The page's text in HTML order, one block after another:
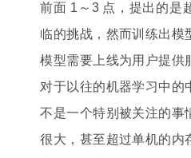
前面 1～3 点，提出的是
临的挑战，然而训练出模
模型需要上线为用户提供
对于以往的机器学习中的
不是一个特别被关注的事
很大，甚至超过单机的内